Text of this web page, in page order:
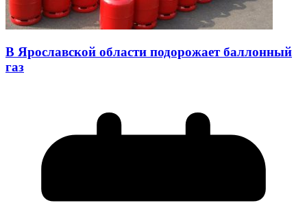
В Ярославской области подорожает баллонный
газ